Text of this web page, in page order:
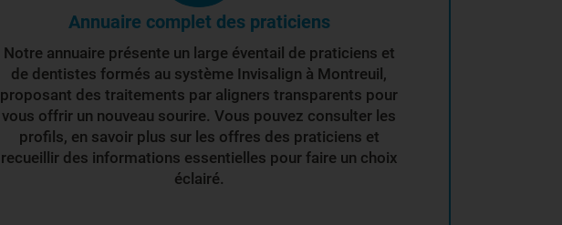
Annuaire complet des praticiens
Notre annuaire présente un large éventail de praticiens et
de dentistes formés au système Invisalign à Montreuil,
proposant des traitements par aligners transparents pour
vous offrir un nouveau sourire. Vous pouvez consulter les
profils, en savoir plus sur les offres des praticiens et
recueillir des informations essentielles pour faire un choix
éclairé.